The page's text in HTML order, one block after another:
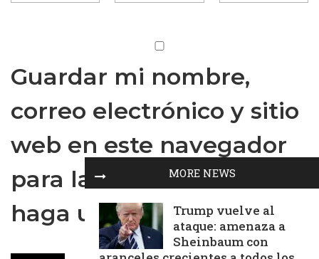
Guardar mi nombre,
correo electrónico y sitio
web en este navegador
para la próxima vez que
haga un comentario.
MORE NEWS
Trump vuelve al
ataque: amenaza a
Sheinbaum con